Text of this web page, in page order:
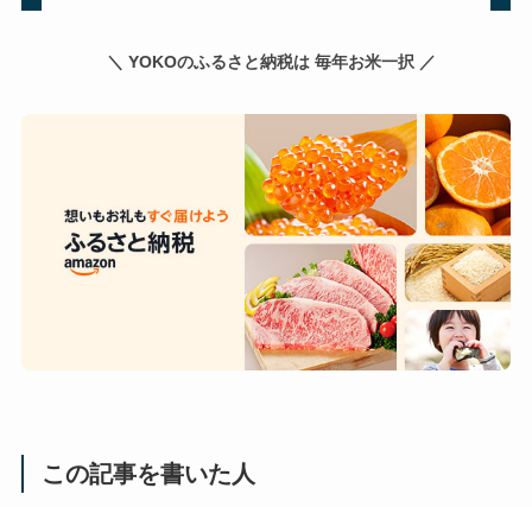
＼ YOKOのふるさと納税は 毎年お米一択 ／
この記事を書いた人